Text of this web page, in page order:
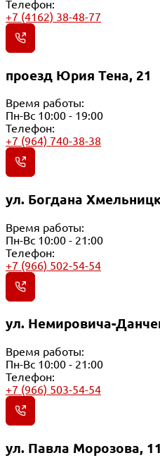
Телефон:
+7 (4162) 38-48-77
проезд Юрия Тена, 21
Время работы:
Пн-Вс 10:00 - 19:00
Телефон:
+7 (964) 740-38-38
ул. Богдана
Время работы:
Пн-Вс 10:00 - 21:00
Телефон:
+7 (966) 502-54-54
ул. Немировича-
Время работы:
Пн-Вс 10:00 - 21:00
Телефон:
+7 (966) 503-54-54
ул. Павла Морозова,